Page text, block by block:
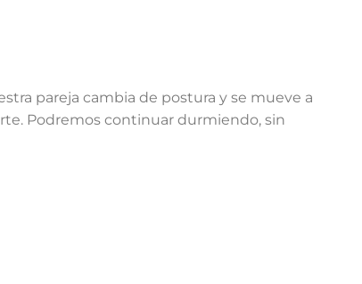
pareja cambia de postura y se mueve a
Podremos continuar durmiendo, sin